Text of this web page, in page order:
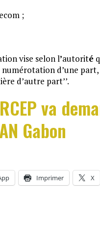
;
vise selon l’autorité
numérotation d’une
d’autre part’’.
va
Gabon
Imprimer X